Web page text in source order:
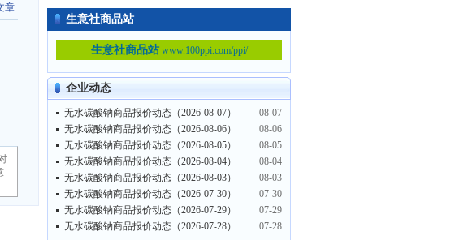
章
生意社商品站
生意社商品站www.100ppi.com/ppi/
企业动态
无水碳酸钠商品报价动态（2026-08-07）
08-07
无水碳酸钠商品报价动态（2026-08-06）
08-06
无水碳酸钠商品报价动态（2026-08-05）
08-05
无水碳酸钠商品报价动态（2026-08-04）
08-04
无水碳酸钠商品报价动态（2026-08-03）
08-03
无水碳酸钠商品报价动态（2026-07-30）
07-30
无水碳酸钠商品报价动态（2026-07-29）
07-29
无水碳酸钠商品报价动态（2026-07-28）
07-28